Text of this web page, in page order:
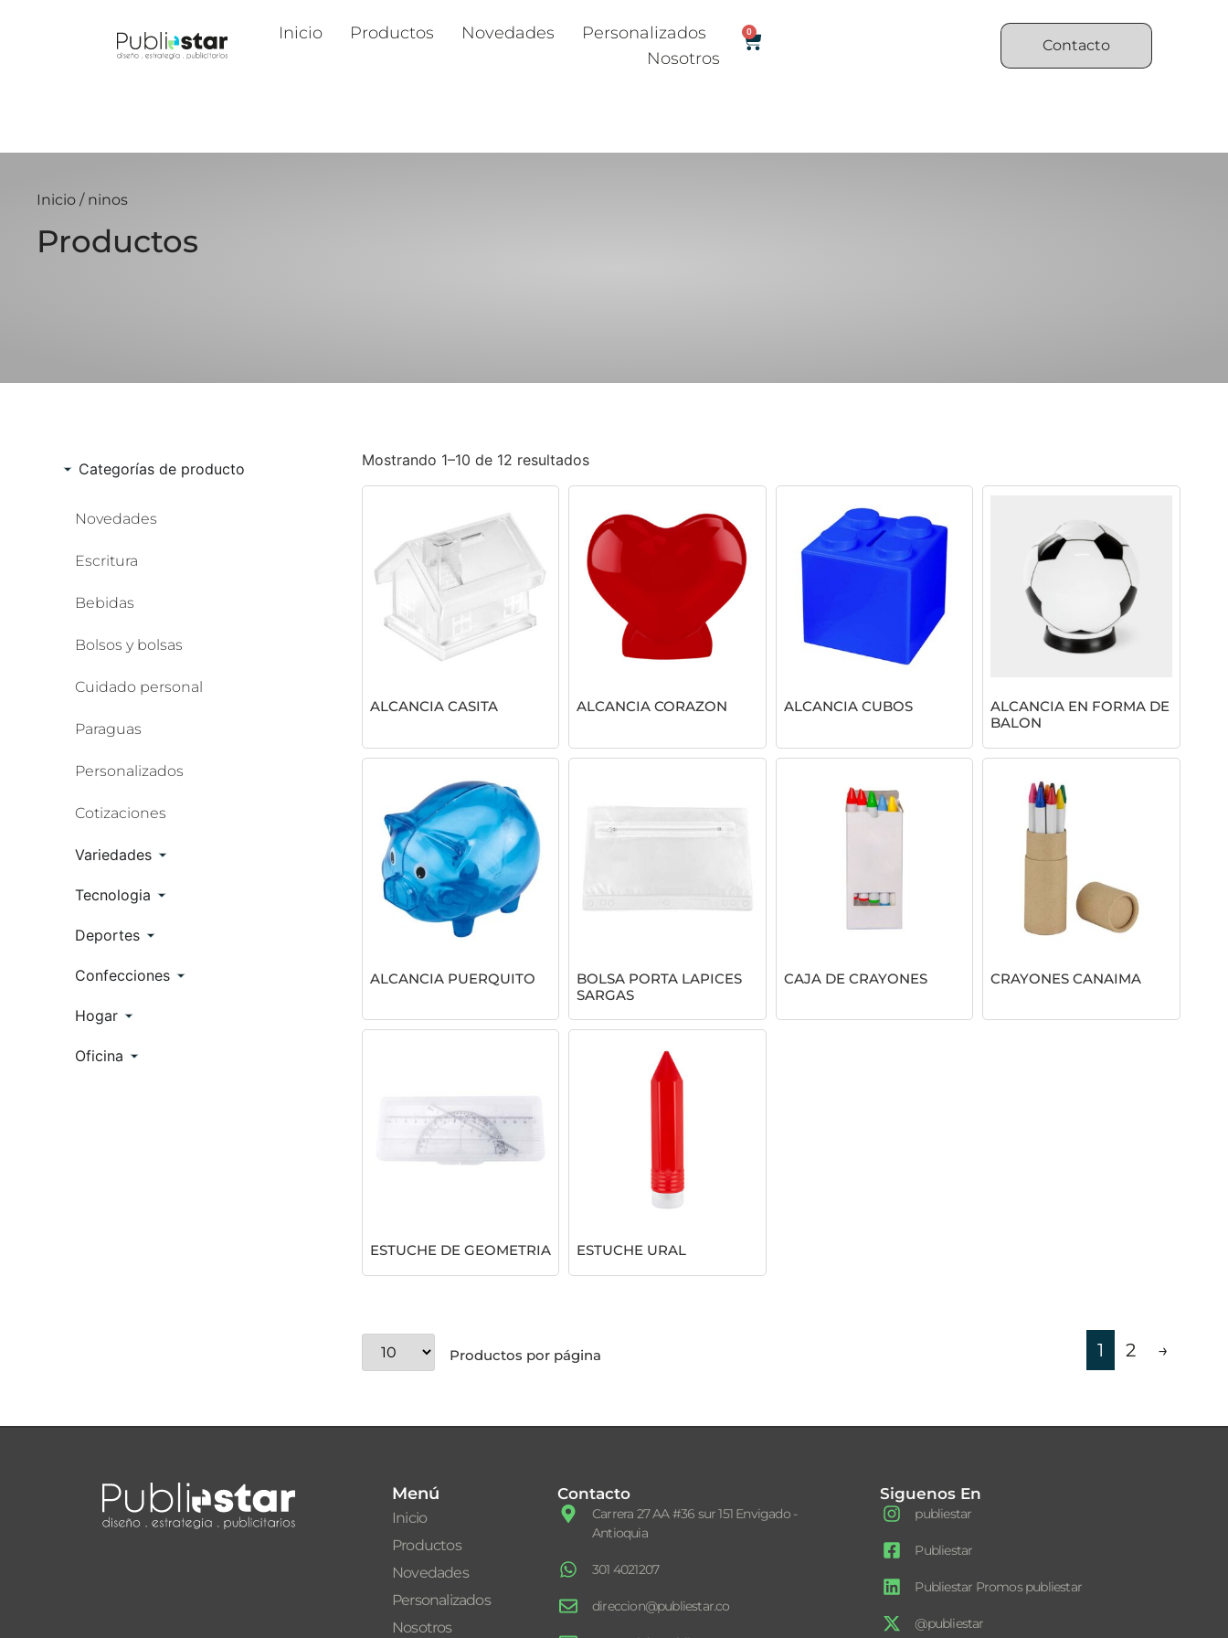
Inicio Productos Novedades
Personalizados
Nosotros
0
Contacto
Inicio / ninos
Productos
Categorías de producto
Novedades
Escritura
Bebidas
Bolsos y bolsas
Cuidado personal
Paraguas
Personalizados
Cotizaciones
Variedades
Tecnologia
Deportes
Confecciones
Hogar
Oficina
Mostrando 1–10 de 12 resultados
ALCANCIA CASITA ALCANCIA CORAZON ALCANCIA CUBOS
ALCANCIA EN FORMA DE
BALON
ALCANCIA PUERQUITO
BOLSA PORTA LAPICES
SARGAS
CAJA DE CRAYONES CRAYONES CANAIMA
ESTUCHE DE GEOMETRIA ESTUCHE URAL
1 2 →
Productos por página
Menú
Inicio
Productos
Novedades
Personalizados
Nosotros
Contacto
Carrera 27 AA #36 sur 151 Envigado -
Antioquia
301 4021207
direccion@publiestar.co
Siguenos En
publiestar
Publiestar
Publiestar Promos publiestar
@publiestar